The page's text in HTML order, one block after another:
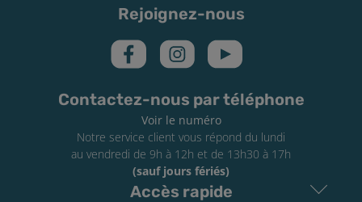
Rejoignez-nous
Contactez-nous par téléphone
Voir le numéro
Notre service client vous répond du lundi
au vendredi de 9h à 12h et de 13h30 à 17h
(sauf jours fériés)
Accès rapide